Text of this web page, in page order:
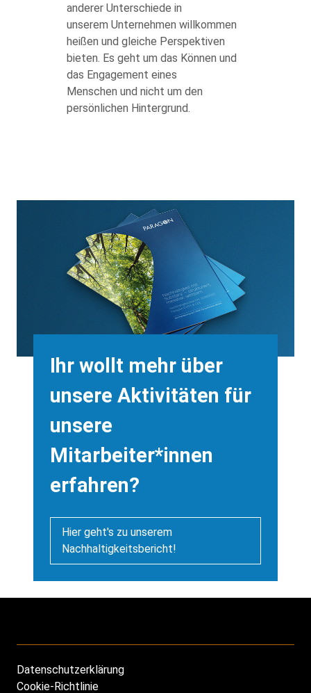
anderer Unterschiede in
unserem Unternehmen willkommen
heißen und gleiche Perspektiven
bieten. Es geht um das Können und
das Engagement eines
Menschen und nicht um den
persönlichen Hintergrund.
Heading
Ihr wollt mehr über
unsere Aktivitäten für
unsere
Mitarbeiter*innen
erfahren?
Hier geht's zu unserem
Nachhaltigkeitsbericht!
Footer
Datenschutzerklärung
Cookie-Richtlinie